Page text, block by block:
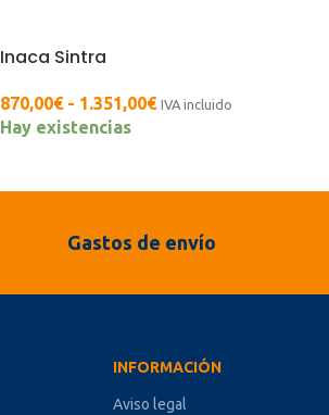
Inaca Sintra
870,00€ - 1.351,00€ IVA incluido
Hay existencias
Gastos de envío
INFORMACIÓN
Aviso legal